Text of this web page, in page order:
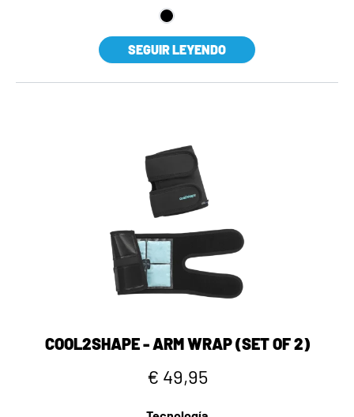
SEGUIR LEYENDO
COOL2SHAPE - ARM WRAP (SET OF 2)
€ 49,95